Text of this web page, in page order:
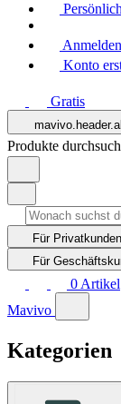
Anmelden
Konto
Gratis
Produkte
Für Privatkunden
Für
0 Artikel
Mavivo
Kategorien